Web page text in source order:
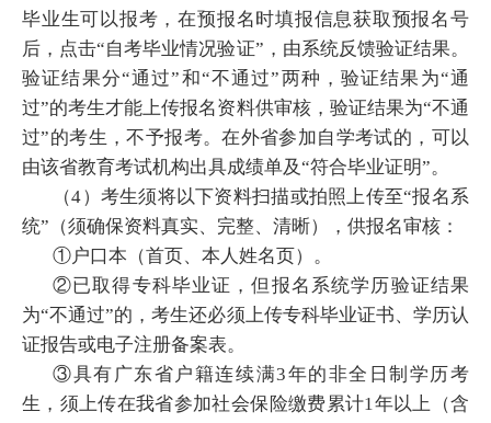
毕业生可以报考，在预报名时填报信息获取预报名号
后，点击“自考毕业情况验证”，由系统反馈验证结果。
验证结果分“通过”和“不通过”两种，验证结果为“通
过”的考生才能上传报名资料供审核，验证结果为“不通
过”的考生，不予报考。在外省参加自学考试的，可以
由该省教育考试机构出具成绩单及“符合毕业证明”。
（4）考生须将以下资料扫描或拍照上传至“报名系
统”（须确保资料真实、完整、清晰），供报名审核：
①户口本（首页、本人姓名页）。
②已取得专科毕业证，但报名系统学历验证结果
为“不通过”的，考生还必须上传专科毕业证书、学历认
证报告或电子注册备案表。
③具有广东省户籍连续满3年的非全日制学历考
生，须上传在我省参加社会保险缴费累计1年以上（含